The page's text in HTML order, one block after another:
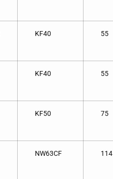
KF40 55
KF40 55
KF50 75
NW63CF 114